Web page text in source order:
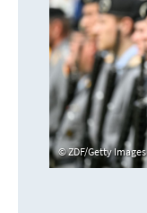
ZDF/Getty Images